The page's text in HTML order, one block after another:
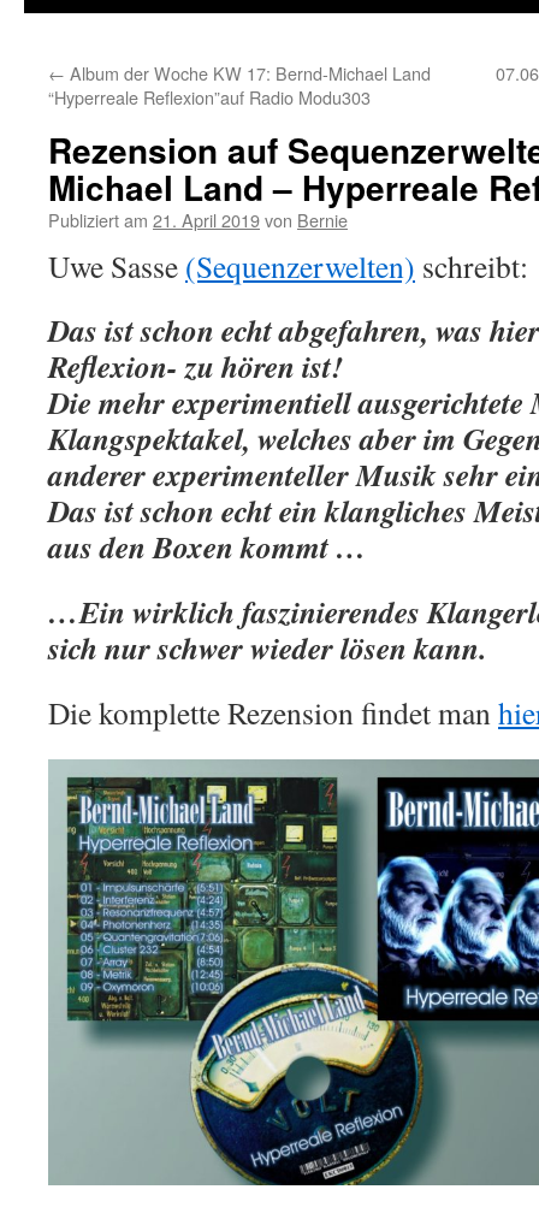
← Album der Woche KW 17: Bernd-Michael Land
“Hyperreale Reflexion”auf Radio Modu303
Rezension auf
Michael Land – Hyperreale
Publiziert am 21. April 2019von Bernie
Uwe Sasse (Sequenzerwelten) schreibt:
Das ist schon echt abgefahren, was
Reflexion- zu hören ist!
Die mehr experimentiell ausgerichtete
Klangspektakel, welches aber im
anderer experimenteller Musik sehr
Das ist schon echt ein klangliches
aus den Boxen kommt …
…Ein wirklich faszinierendes
sich nur schwer wieder lösen kann.
Die komplette Rezension findet man